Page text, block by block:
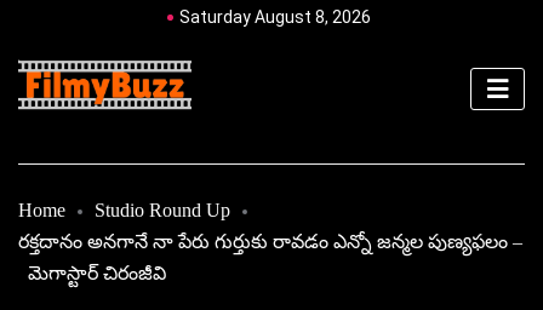
Saturday August 8, 2026
Home
Studio Round Up
రక్తదానం అనగానే నా పేరు గుర్తుకు రావడం ఎన్నో జన్మల పుణ్యఫలం –
మెగాస్టార్ చిరంజీవి